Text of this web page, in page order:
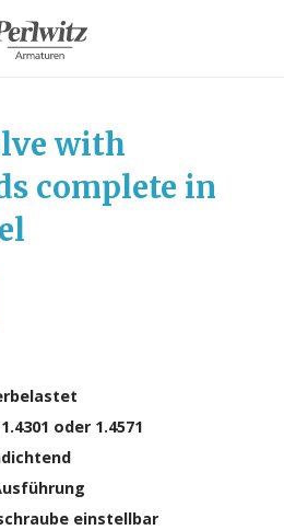
with
complete in
oder 1.4571
einstellbar